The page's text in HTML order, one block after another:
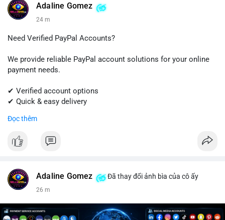
#linkedin #linkedinaccount #professionalnetwork
#digitalsolutions
#sellssmm
Adaline Gomez
24 m
Need Verified PayPal Accounts?
We provide reliable PayPal account solutions for your online
payment needs.
✔ Verified account options
✔ Quick & easy delivery
#paypal #paypalaccount #onlinepayments
Đọc thêm
Adaline Gomez Đã thay đổi ảnh bìa của cô ấy
26 m